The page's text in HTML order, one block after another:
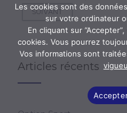
SUIVANT
Articles récents
Les cookies sont des
sur votre ordinateur
En cliquant sur
cookies. Vous pourrez
Vos informations sont